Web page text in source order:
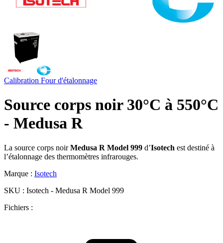
Calibration Four d'étalonnage
Source corps noir 30°C à 550°C
- Medusa R
La source corps noirMedusa R Model 999 d’Isotech est destiné à
l’étalonnage des thermomètres infrarouges.
Marque : Isotech
SKU : Isotech - Medusa R Model 999
Fichiers :